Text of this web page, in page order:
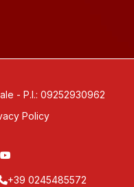
- P.I.: 09252930962
Policy
+39 0245485572